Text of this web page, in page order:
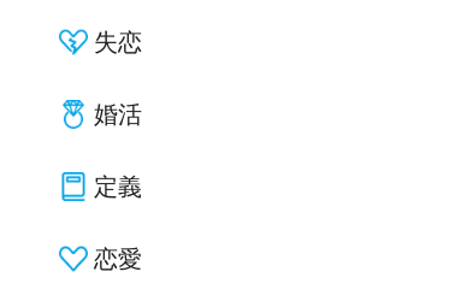
失恋
婚活
定義
恋愛